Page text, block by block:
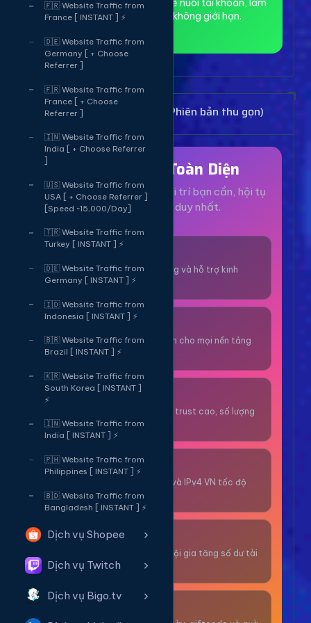
🇫🇷 Website Traffic from
France [ INSTANT ] ⚡
🇩🇪 Website Traffic from
Germany [ + Choose
Referrer ]
🇫🇷 Website Traffic from
France [ + Choose
Referrer ]
🇮🇳 Website Traffic from
India [ + Choose Referrer
🇺🇸 Website Traffic from
USA [ + Choose Referrer ]
[Speed ~15,000/Day]
🇹🇷 Website Traffic from
Turkey [ INSTANT ] ⚡
🇩🇪 Website Traffic from
Germany [ INSTANT ] ⚡
🇮🇩 Website Traffic from
Indonesia [ INSTANT ] ⚡
🇧🇷 Website Traffic from
Brazil [ INSTANT ] ⚡
🇰🇷 Website Traffic from
South Korea [ INSTANT ]
⚡
🇮🇳 Website Traffic from
India [ INSTANT ] ⚡
🇵🇭 Website Traffic from
Philippines [ INSTANT ] ⚡
🇧🇩 Website Traffic from
Bangladesh [ INSTANT ] ⚡
Dịch vụ Shopee
Dịch vụ Twitch
Dịch vụ Bigo.tv
toàn và ẩn danh, phù hợp để nuôi tài khoản, làm
MMO và truy cập web không giới hạn.
Bảng Dịch Vụ Mạng Xã Hội (Phiên bản thu gọn)
Hệ Sinh Thái Toàn Diện
Mọi dịch vụ, tiện ích và giải trí bạn cần, hội tụ
tại một nền tảng duy nhất.
1000+ Dịch Vụ
Công cụ tăng trưởng và hỗ trợ kinh
doanh online.
Thuê OTP SĐT
Nhận code xác minh cho mọi nền tảng
tức thì.
OTP/Mua Gmail
Tài khoản gmail cổ, trust cao, số lượng
lớn.
Thuê Proxy
Proxy dân cư xoay và IPv4 VN tốc độ
cao.
Giải Trí
Thư giãn và có cơ hội gia tăng số dư tài
khoản.